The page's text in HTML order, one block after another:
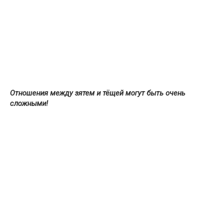
Отношения между зятем и тёщей могут быть очень
сложными!